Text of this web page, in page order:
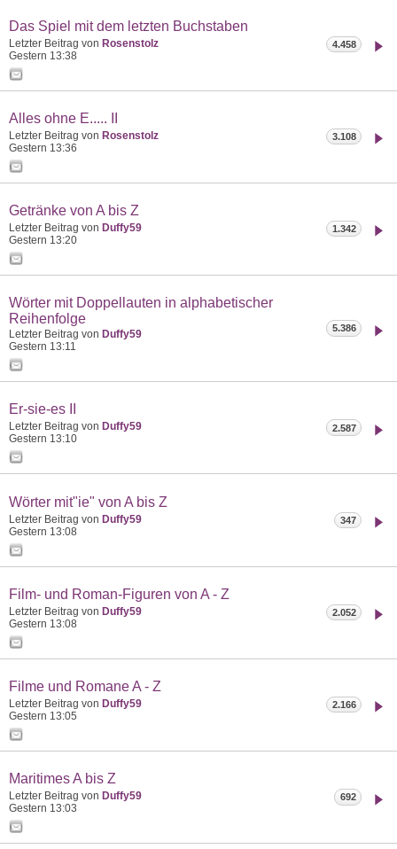
Das Spiel mit dem letzten Buchstaben
Letzter Beitrag von Rosenstolz
Gestern 13:38
4.458
Alles ohne E..... II
Letzter Beitrag von Rosenstolz
Gestern 13:36
3.108
Getränke von A bis Z
Letzter Beitrag von Duffy59
Gestern 13:20
1.342
Wörter mit Doppellauten in alphabetischer
Reihenfolge
Letzter Beitrag von Duffy59
Gestern 13:11
5.386
Er-sie-es II
Letzter Beitrag von Duffy59
Gestern 13:10
2.587
Wörter mit"ie" von A bis Z
Letzter Beitrag von Duffy59
Gestern 13:08
347
Film- und Roman-Figuren von A - Z
Letzter Beitrag von Duffy59
Gestern 13:08
2.052
Filme und Romane A - Z
Letzter Beitrag von Duffy59
Gestern 13:05
2.166
Maritimes A bis Z
Letzter Beitrag von Duffy59
Gestern 13:03
692